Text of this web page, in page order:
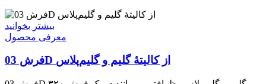
بیشتر بخوانید
معرفی محصول
فرش 03D از کالیتۀ گلیم و گلیم‌پلاس